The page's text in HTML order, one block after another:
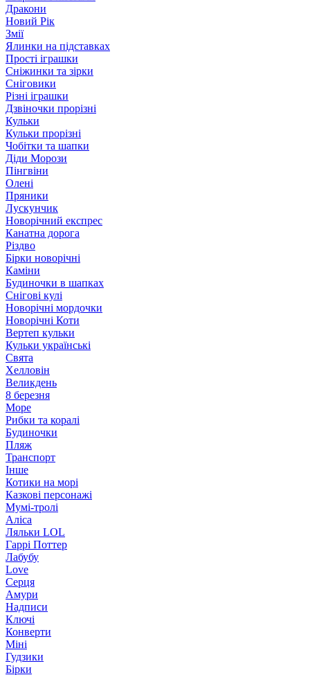
Дракони
Новий Рік
Змії
Ялинки на підставках
Прості іграшки
Сніжинки та зірки
Сніговики
Різні іграшки
Дзвіночки прорізні
Кульки
Кульки прорізні
Чобітки та шапки
Діди Морози
Пінгвіни
Олені
Пряники
Лускунчик
Новорічний експрес
Канатна дорога
Різдво
Бірки новорічні
Каміни
Будиночки в шапках
Снігові кулі
Новорічні мордочки
Новорічні Коти
Вертеп кульки
Кульки українські
Свята
Хелловін
Великдень
8 березня
Море
Рибки та коралі
Будиночки
Пляж
Транспорт
Інше
Котики на морі
Казкові персонажі
Мумі-тролі
Аліса
Ляльки LOL
Гаррі Поттер
Лабубу
Love
Серця
Амури
Надписи
Ключі
Конверти
Міні
Гудзики
Бірки